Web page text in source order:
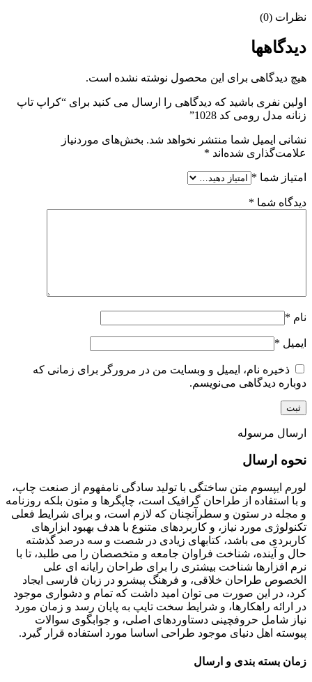
نظرات (0)
دیدگاهها
هیچ دیدگاهی برای این محصول نوشته نشده است.
اولین نفری باشید که دیدگاهی را ارسال می کنید برای “کراپ‌ تاپ
زنانه مدل رومی کد 1028”
نشانی ایمیل شما منتشر نخواهد شد. بخش‌های موردنیاز
علامت‌گذاری شده‌اند *
امتیاز شما *
دیدگاه شما *
نام *
ایمیل *
ذخیره نام، ایمیل و وبسایت من در مرورگر برای زمانی که
دوباره دیدگاهی می‌نویسم.
ارسال مرسوله
نحوه ارسال
لورم ایپسوم متن ساختگی با تولید سادگی نامفهوم از صنعت چاپ،
و با استفاده از طراحان گرافیک است، چاپگرها و متون بلکه روزنامه
و مجله در ستون و سطرآنچنان که لازم است، و برای شرایط فعلی
تکنولوژی مورد نیاز، و کاربردهای متنوع با هدف بهبود ابزارهای
کاربردی می باشد، کتابهای زیادی در شصت و سه درصد گذشته
حال و آینده، شناخت فراوان جامعه و متخصصان را می طلبد، تا با
نرم افزارها شناخت بیشتری را برای طراحان رایانه ای علی
الخصوص طراحان خلاقی، و فرهنگ پیشرو در زبان فارسی ایجاد
کرد، در این صورت می توان امید داشت که تمام و دشواری موجود
در ارائه راهکارها، و شرایط سخت تایپ به پایان رسد و زمان مورد
نیاز شامل حروفچینی دستاوردهای اصلی، و جوابگوی سوالات
پیوسته اهل دنیای موجود طراحی اساسا مورد استفاده قرار گیرد.
زمان بسته بندی و ارسال